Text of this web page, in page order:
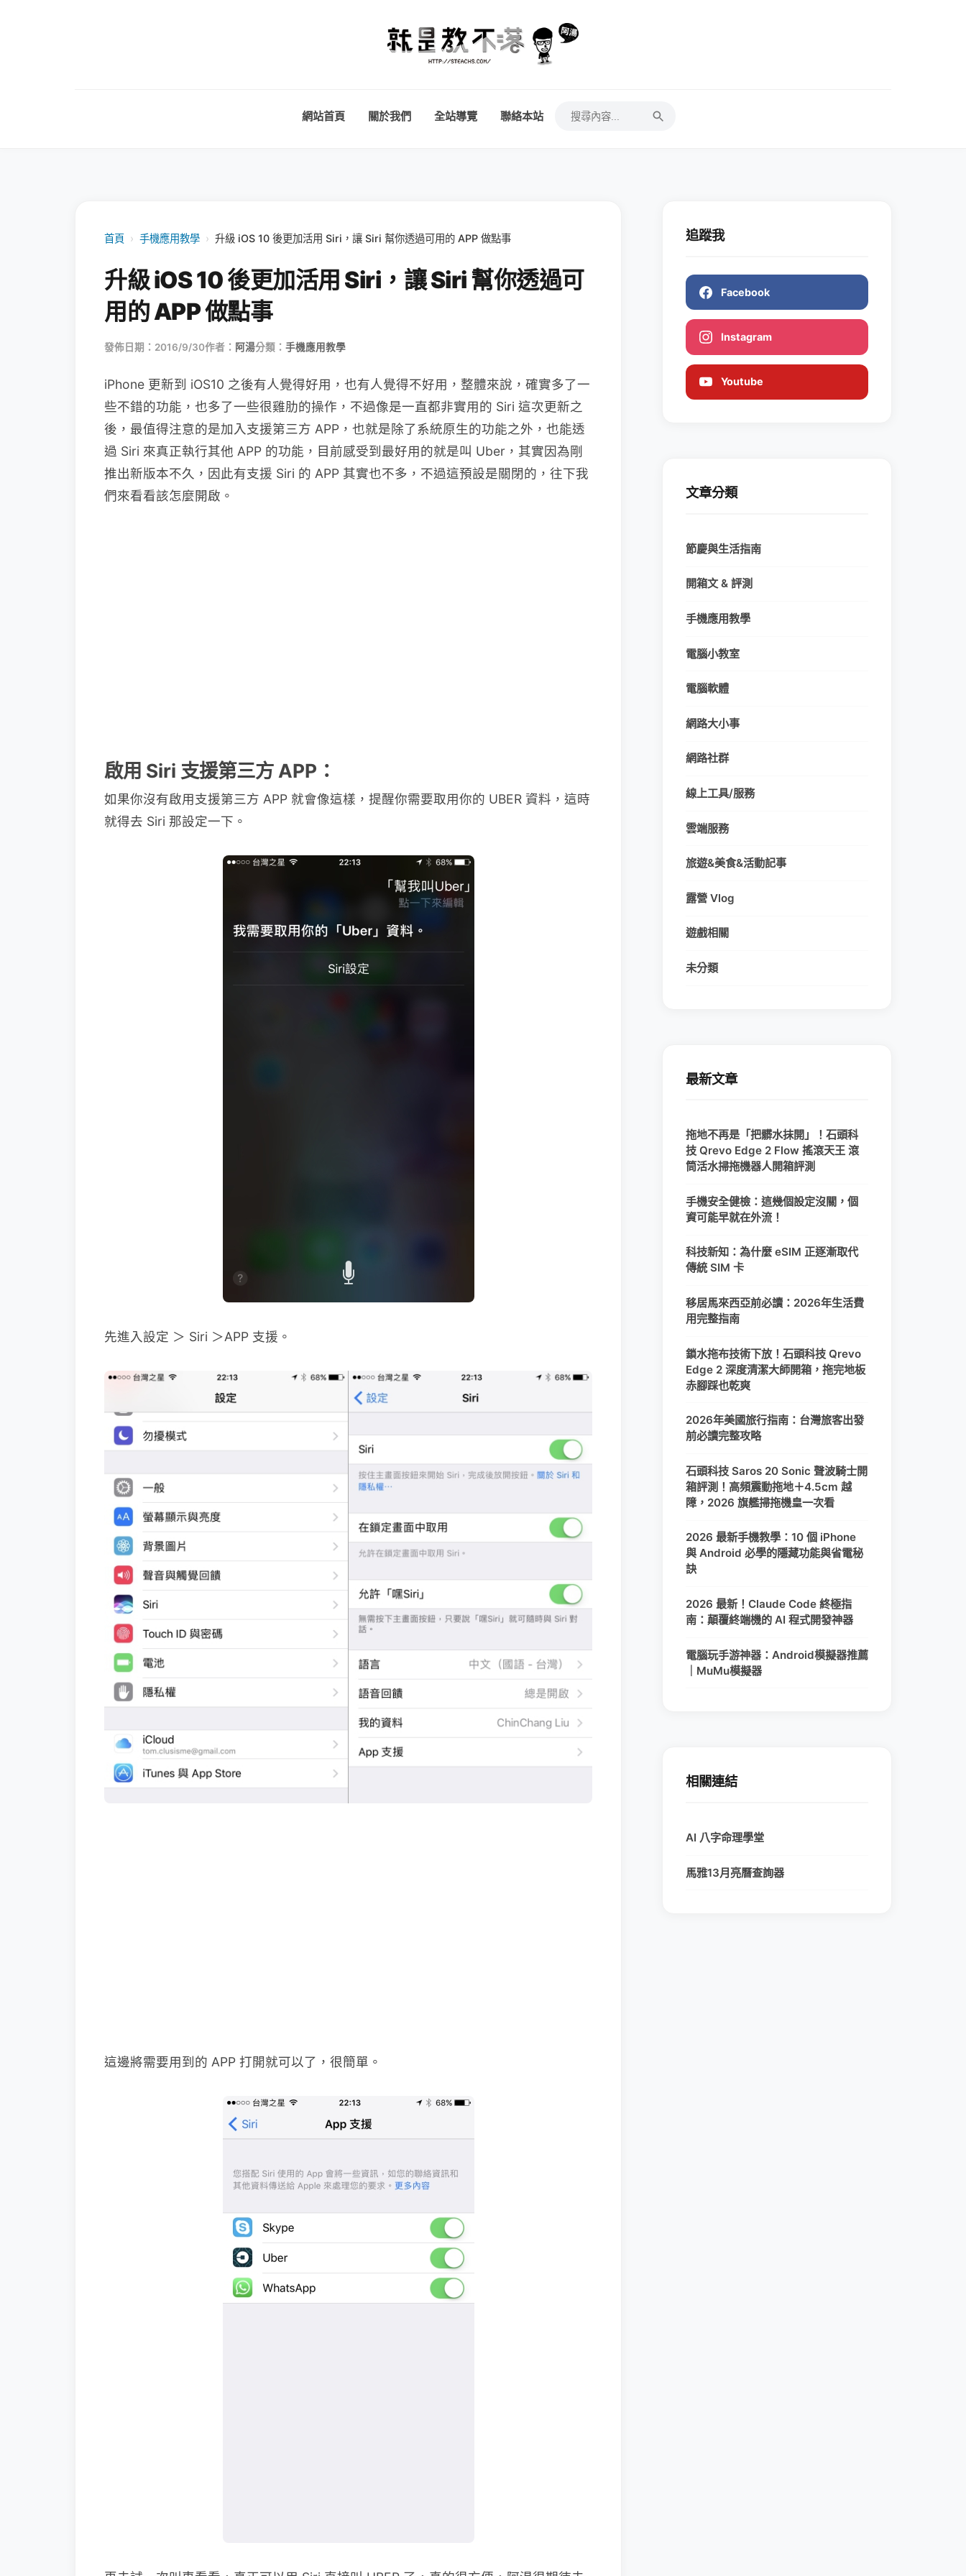
網站首頁 關於我們 全站導覽 聯絡本站
首頁 › 手機應用教學 › 升級 iOS 10 後更加活用 Siri，讓 Siri 幫你透過可用的 APP 做點事
升級 iOS 10 後更加活用 Siri，讓 Siri 幫你透過可
用的 APP 做點事
發佈日期：2016/9/30作者： 阿湯分類： 手機應用教學
iPhone 更新到 iOS10 之後有人覺得好用，也有人覺得不好用，整體來說，確實多了一
些不錯的功能，也多了一些很雞肋的操作，不過像是一直都非實用的 Siri 這次更新之
後，最值得注意的是加入支援第三方 APP，也就是除了系統原生的功能之外，也能透
過 Siri 來真正執行其他 APP 的功能，目前感受到最好用的就是叫 Uber，其實因為剛
推出新版本不久，因此有支援 Siri 的 APP 其實也不多，不過這預設是關閉的，往下我
們來看看該怎麼開啟。
啟用 Siri 支援第三方 APP：
如果你沒有啟用支援第三方 APP 就會像這樣，提醒你需要取用你的 UBER 資料，這時
就得去 Siri 那設定一下。
先進入設定 ＞ Siri ＞APP 支援。
這邊將需要用到的 APP 打開就可以了，很簡單。
追蹤我
Facebook
Instagram
Youtube
文章分類
節慶與生活指南
開箱文 & 評測
手機應用教學
電腦小教室
電腦軟體
網路大小事
網路社群
線上工具/服務
雲端服務
旅遊&美食&活動記事
露營 Vlog
遊戲相關
未分類
最新文章
拖地不再是「把髒水抹開」！石頭科
技 Qrevo Edge 2 Flow 搖滾天王 滾
筒活水掃拖機器人開箱評測
手機安全健檢：這幾個設定沒關，個
資可能早就在外流！
科技新知：為什麼 eSIM 正逐漸取代
傳統 SIM 卡
移居馬來西亞前必讀：2026年生活費
用完整指南
鎖水拖布技術下放！石頭科技 Qrevo
Edge 2 深度清潔大師開箱，拖完地板
赤腳踩也乾爽
2026年美國旅行指南：台灣旅客出發
前必讀完整攻略
石頭科技 Saros 20 Sonic 聲波騎士開
箱評測！高頻震動拖地＋4.5cm 越
障，2026 旗艦掃拖機皇一次看
2026 最新手機教學：10 個 iPhone
與 Android 必學的隱藏功能與省電秘
訣
2026 最新！Claude Code 終極指
南：顛覆終端機的 AI 程式開發神器
電腦玩手游神器：Android模擬器推薦
｜MuMu模擬器
相關連結
AI 八字命理學堂
馬雅13月亮曆查詢器